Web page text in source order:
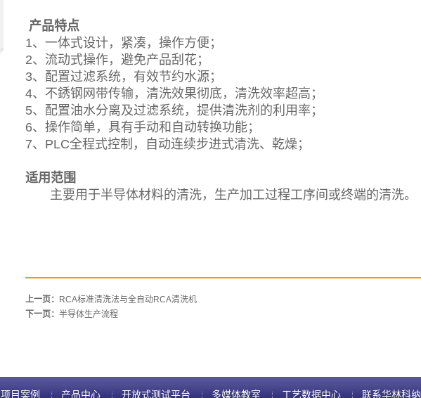
产品特点
1、一体式设计，紧凑，操作方便；
2、流动式操作，避免产品刮花；
3、配置过滤系统，有效节约水源；
4、不銹钢网带传输，清洗效果彻底，清洗效率超高；
5、配置油水分离及过滤系统，提供清洗剂的利用率；
6、操作简单，具有手动和自动转换功能；
7、PLC全程式控制，自动连续步进式清洗、乾燥；
适用范围
主要用于半导体材料的清洗，生产加工过程工序间或终端的清洗。
上一页：
RCA标准清洗法与全自动RCA清洗机
下一页： 半导体生产流程
项目案例 产品中心 开放式测试平台 多媒体教室 工艺数据中心 联系华林科纳